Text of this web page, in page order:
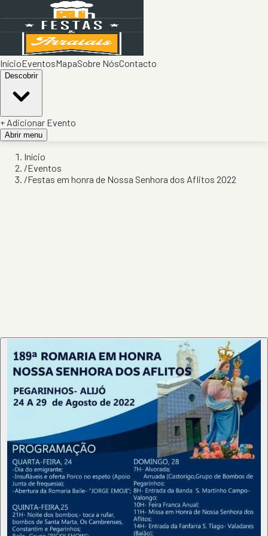
InícioEventosMapaSobre NósContacto
Descobrir
+ Adicionar Evento
Abrir menu
Início
/Eventos
/Festas em honra de Nossa Senhora dos Aflitos 2022